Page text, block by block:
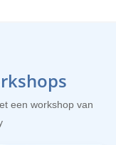
een workshop van